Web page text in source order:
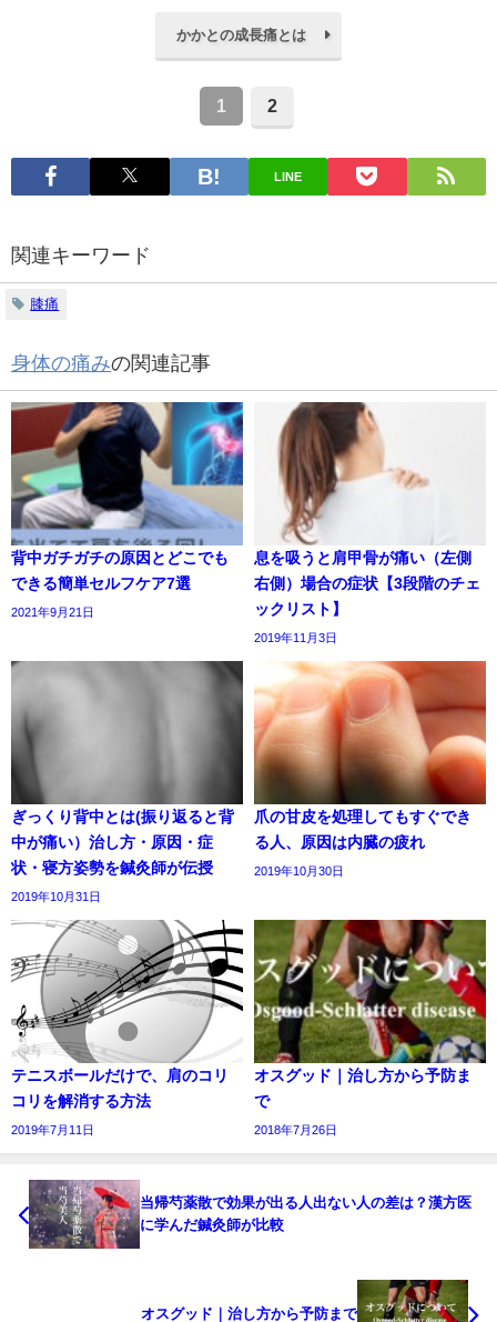
かかとの成長痛とは
1 2
LINE
関連キーワード
膝痛
身体の痛みの関連記事
背中ガチガチの原因とどこでも
できる簡単セルフケア7選
2021年9月21日
息を吸うと肩甲骨が痛い（左側
右側）場合の症状【3段階のチェ
ックリスト】
2019年11月3日
ぎっくり背中とは(振り返ると背
中が痛い）治し方・原因・症
状・寝方姿勢を鍼灸師が伝授
2019年10月31日
爪の甘皮を処理してもすぐでき
る人、原因は内臓の疲れ
2019年10月30日
テニスボールだけで、肩のコリ
コリを解消する方法
2019年7月11日
オスグッド｜治し方から予防ま
で
2018年7月26日
当帰芍薬散で効果が出る人出ない人の差は？漢方医
に学んだ鍼灸師が比較
オスグッド｜治し方から予防まで